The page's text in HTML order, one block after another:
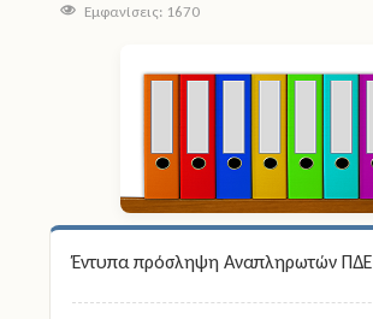
Νομοθεσία
Πολιτική Προστασία
Ηλεκτρονικές Υπηρεσίες
Εμφανίσεις: 1670
Έντυπα πρόσληψη Αναπληρωτών ΠΔΕ